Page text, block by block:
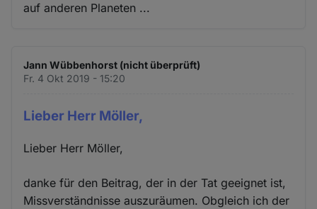
auf anderen Planeten ...
Jann Wübbenhorst (nicht überprüft)
Fr. 4 Okt 2019 - 15:20
Lieber Herr Möller,
Lieber Herr Möller,
danke für den Beitrag, der in der Tat geeignet ist,
Missverständnisse auszuräumen. Obgleich ich der